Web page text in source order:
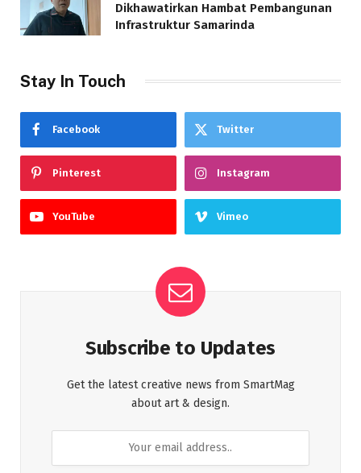
Dikhawatirkan Hambat Pembangunan
Infrastruktur Samarinda
Stay In Touch
Facebook Twitter
Pinterest Instagram
YouTube Vimeo
Subscribe to Updates
Get the latest creative news from SmartMag
about art & design.